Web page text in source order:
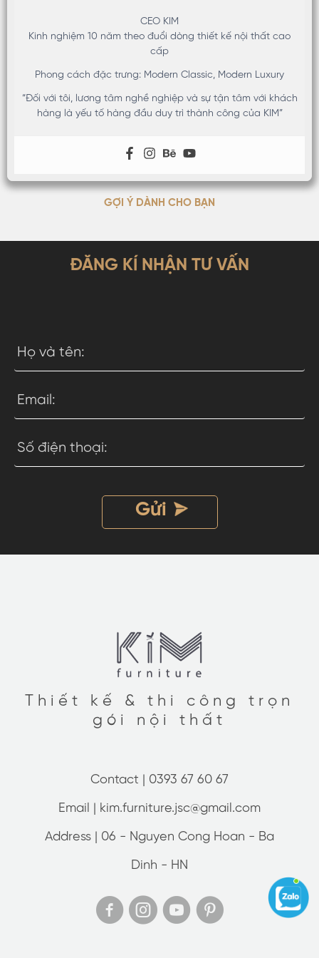
CEO KIM
Kinh nghiệm 10 năm theo đuổi dòng thiết kế nội thất cao
cấp
Phong cách đặc trưng: Modern Classic, Modern Luxury
“Đối với tôi, lương tâm nghề nghiệp và sự tận tâm với khách
hàng là yếu tố hàng đầu duy trì thành công của KIM”
GỢI Ý DÀNH CHO BẠN
ĐĂNG KÍ NHẬN TƯ VẤN
Thiết kế & thi công trọn
gói nội thất
Contact | 0393 67 60 67
Email | kim.furniture.jsc@gmail.com
Address | 06 - Nguyen Cong Hoan - Ba
Dinh - HN